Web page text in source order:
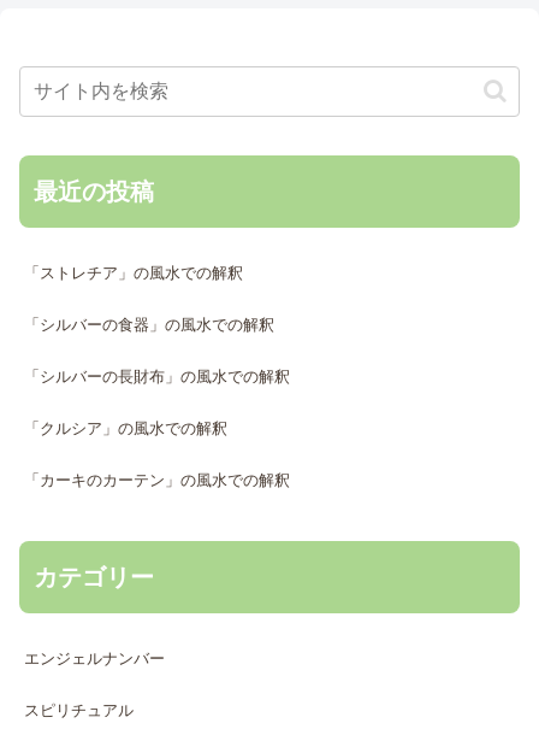
最近の投稿
「ストレチア」の風水での解釈
「シルバーの食器」の風水での解釈
「シルバーの長財布」の風水での解釈
「クルシア」の風水での解釈
「カーキのカーテン」の風水での解釈
カテゴリー
エンジェルナンバー
スピリチュアル